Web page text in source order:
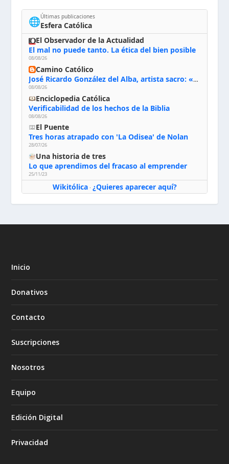
🌐Últimas publicaciones
Esfera Católica
El Observador de la Actualidad
El mal no puede tanto. La ética del bien posible
08/08/26
Camino Católico
José Ricardo González del Alba, artista sacro: «Yo oro, hablo con Dios, le pido al Espíritu Santo su inspiración y siempre pinto rezando el rosario para que sea Él quien actúe a través de mis manos»
08/08/26
Enciclopedia Católica
Verificabilidad de los hechos de la Biblia
08/08/26
El Puente
Tres horas atrapado con 'La Odisea' de Nolan
28/07/26
Una historia de tres
Lo que aprendimos del fracaso al emprender
25/11/23
Wikitólica· ¿Quieres aparecer aquí?
Inicio
Donativos
Contacto
Suscripciones
Nosotros
Equipo
Edición Digital
Privacidad